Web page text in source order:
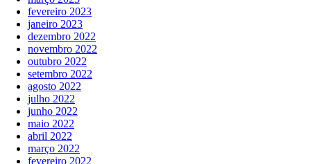
fevereiro 2023
janeiro 2023
dezembro 2022
novembro 2022
outubro 2022
setembro 2022
agosto 2022
julho 2022
junho 2022
maio 2022
abril 2022
março 2022
fevereiro 2022